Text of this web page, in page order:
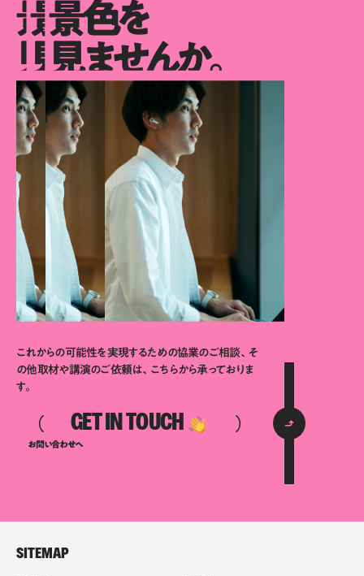
景色を
見ませんか。
景色を
見ませんか。
景色を
見ませんか。
次の景色を見ませんか。
これからの可能性を実現するための協業のご相談、そ
の他取材や講演のご依頼は、こちらから承っておりま
す。
GET IN TOUCH
お問い合わせへ
SITEMAP